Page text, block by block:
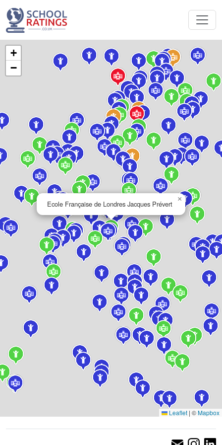
Ecole Française de Londres Jacques Prévert
×
+
−
Leaflet | ©Mapbox